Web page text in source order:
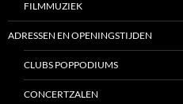
FILMMUZIEK
ADRESSEN EN OPENINGSTIJDEN
CLUBS POPPODIUMS
CONCERTZALEN